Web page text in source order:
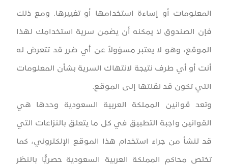
المعلومات أو إساءة استخدامها أو تغييرها. ومع ذلك
فإن الصندوق لا يمكنه أن يضمن سرية استخدامك لهذا
الموقع، وهو لا يعتبر مسؤولاً عن أي ضرر قد تتعرض له
أنت أو أي طرف نتيجة لانتهاك السرية بشأن المعلومات
التي تكون قد نقلتها إلى الموقع.
وتعد قوانين المملكة العربية السعودية وحدها هي
القوانين واجبة التطبيق في كل ما يتعلق بالنزاعات التي
قد تنشأ من جراء استخدام هذا الموقع الإلكتروني، كما
تختص محاكم المملكة العربية السعودية حصريًّا بالنظر